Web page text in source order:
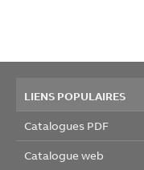
LIENS POPULAIRES
Catalogues PDF
Catalogue web